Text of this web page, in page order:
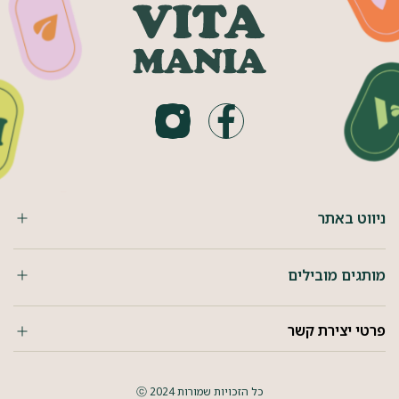
ניווט באתר
מותגים מובילים
פרטי יצירת קשר
כל הזכויות שמורות 2024 ⓒ